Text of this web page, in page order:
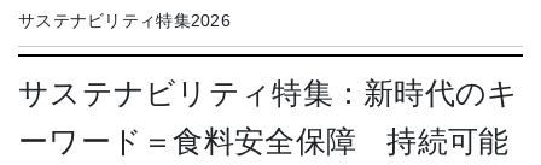
サステナビリティ特集2026
サステナビリティ特集：新時代のキ
ーワード＝食料安全保障 持続可能